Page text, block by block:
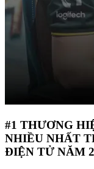
#1 THƯƠNG
NHIỀU NHẤT
ĐIỆN TỬ NĂM